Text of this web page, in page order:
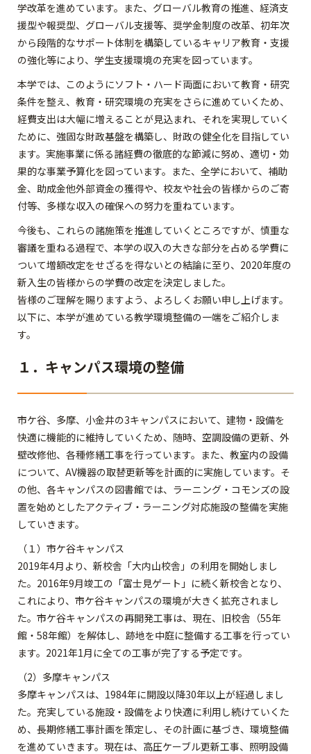
学改革を進めています。また、グローバル教育の推進、経済支
援型や報奨型、グローバル支援等、奨学金制度の改革、初年次
から段階的なサポート体制を構築しているキャリア教育・支援
の強化等により、学生支援環境の充実を図っています。
本学では、このようにソフト・ハード両面において教育・研究
条件を整え、教育・研究環境の充実をさらに進めていくため、
経費支出は大幅に増えることが見込まれ、それを実現していく
ために、強固な財政基盤を構築し、財政の健全化を目指してい
ます。実施事業に係る諸経費の徹底的な節減に努め、適切・効
果的な事業予算化を図っています。また、全学において、補助
金、助成金他外部資金の獲得や、校友や社会の皆様からのご寄
付等、多様な収入の確保への努力を重ねています。
今後も、これらの諸施策を推進していくところですが、慎重な
審議を重ねる過程で、本学の収入の大きな部分を占める学費に
ついて増額改定をせざるを得ないとの結論に至り、2020年度の
新入生の皆様からの学費の改定を決定しました。
皆様のご理解を賜りますよう、よろしくお願い申し上げます。
以下に、本学が進めている教学環境整備の一端をご紹介しま
す。
１．キャンパス環境の整備
市ケ谷、多摩、小金井の3キャンパスにおいて、建物・設備を
快適に機能的に維持していくため、随時、空調設備の更新、外
壁改修他、各種修繕工事を行っています。また、教室内の設備
について、AV機器の取替更新等を計画的に実施しています。そ
の他、各キャンパスの図書館では、ラーニング・コモンズの設
置を始めとしたアクティブ・ラーニング対応施設の整備を実施
していきます。
（１）市ケ谷キャンパス
2019年4月より、新校舎「大内山校舎」の利用を開始しまし
た。2016年9月竣工の「富士見ゲート」に続く新校舎となり、
これにより、市ケ谷キャンパスの環境が大きく拡充されまし
た。市ケ谷キャンパスの再開発工事は、現在、旧校舎（55年
館・58年館）を解体し、跡地を中庭に整備する工事を行ってい
ます。2021年1月に全ての工事が完了する予定です。
（2）多摩キャンパス
多摩キャンパスは、1984年に開設以降30年以上が経過しまし
た。充実している施設・設備をより快適に利用し続けていくた
め、長期修繕工事計画を策定し、その計画に基づき、環境整備
を進めていきます。現在は、高圧ケーブル更新工事、照明設備